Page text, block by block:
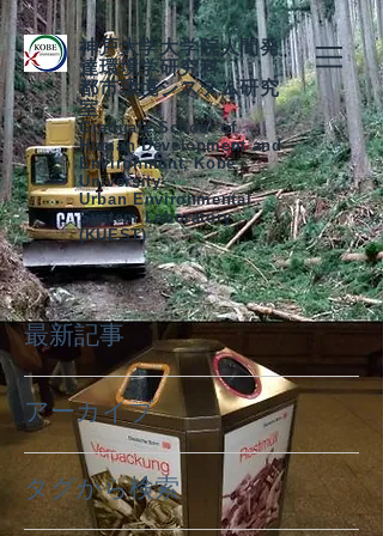
神戸大学大学院人間発
達環境学研究科
都市環境システム研究
室
Graduate School of
Human Development and
Environment, Kobe
University
Urban Environmental
System Laboratory
(KUEST)
最新記事
アーカイブ
タグから検索